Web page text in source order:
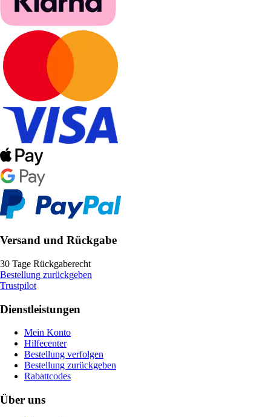
Versand und Rückgabe
30 Tage Rückgaberecht
Bestellung zurückgeben
Trustpilot
Dienstleistungen
Mein Konto
Hilfecenter
Bestellung verfolgen
Bestellung zurückgeben
Rabattcodes
Über uns